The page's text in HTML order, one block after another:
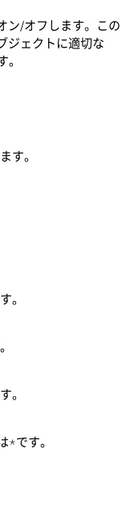
ン/オフします。この
ジェクトに適切な
す。
。
。
*です。